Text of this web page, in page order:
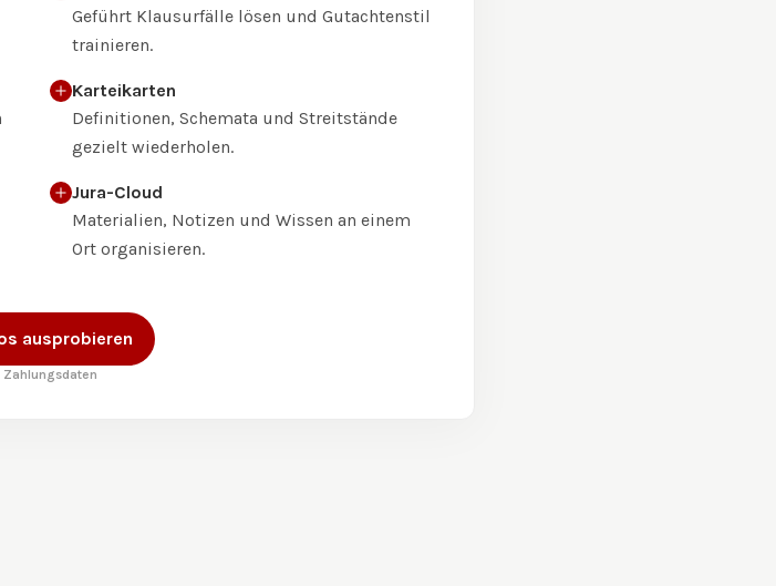
Geführt Klausurfälle lösen und Gutachtenstil
trainieren.
Karteikarten
Definitionen, Schemata und Streitstände
gezielt wiederholen.
Jura-Cloud
Materialien, Notizen und Wissen an einem
Ort organisieren.
ausprobieren
Zahlungsdaten